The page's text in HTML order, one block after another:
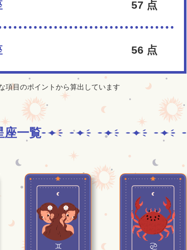
57 点
56 点
項目のポイントから算出しています
座一覧